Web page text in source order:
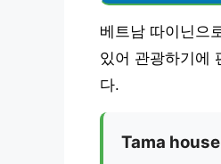
베트남 따이닌으
있어 관광하기에
다.
Tama house